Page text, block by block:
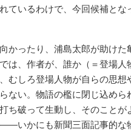
ているわけで、今回候補と
かったり、浦島太郎が助け
は、作者が、誰か（＝登場
むしろ登場人物が自らの思
ない。物語の檻に閉じ込め
ち破って生動し、そのこと
いかにも新聞三面記事的な